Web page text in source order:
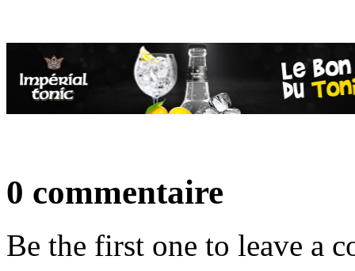
0 commentaire
Be the first one to leave a